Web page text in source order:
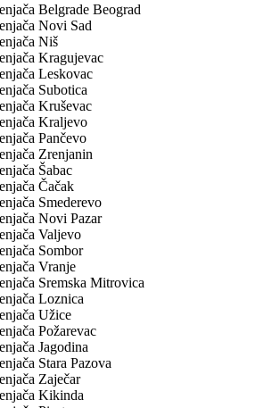
Belgrade Beograd
Novi Sad
Niš
Kragujevac
Leskovac
Subotica
Kruševac
Kraljevo
Pančevo
Zrenjanin
Šabac
Čačak
Smederevo
Novi Pazar
Valjevo
Sombor
Vranje
Sremska Mitrovica
Loznica
Užice
Požarevac
Jagodina
Stara Pazova
Zaječar
Kikinda